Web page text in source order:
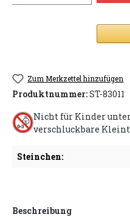
Zum Merkzettel hinzufügen
Produktnummer:ST-83011
Nicht für Kinder
verschluckbare
Steinchen:
Beschreibung